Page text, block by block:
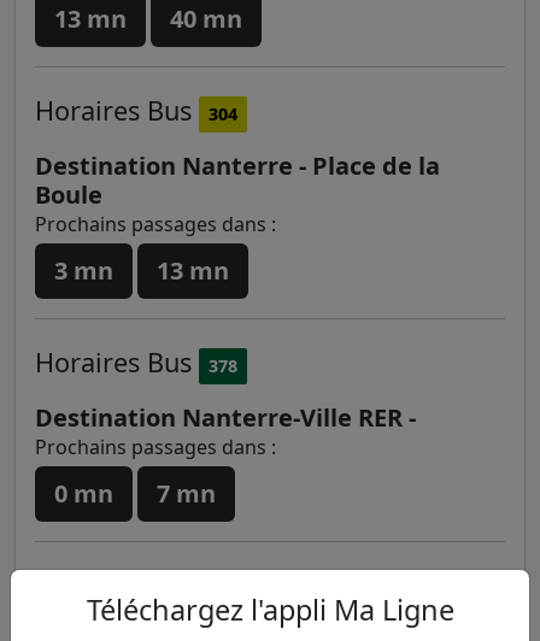
13 mn 40 mn
Horaires Bus 304
Destination Nanterre - Place de la
Boule
Prochains passages dans :
3 mn 13 mn
Horaires Bus 378
Destination Nanterre-Ville RER -
Prochains passages dans :
0 mn 7 mn
Téléchargez l'appli Ma Ligne